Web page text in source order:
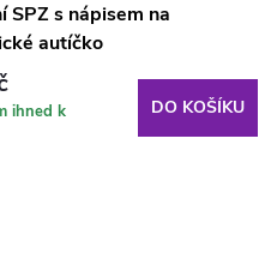
SPZ s nápisem na
autíčko
ihned k
DO KOŠÍKU